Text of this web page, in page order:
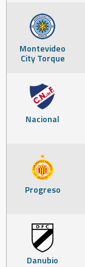
Montevideo
City Torque
Nacional
Progreso
Danubio